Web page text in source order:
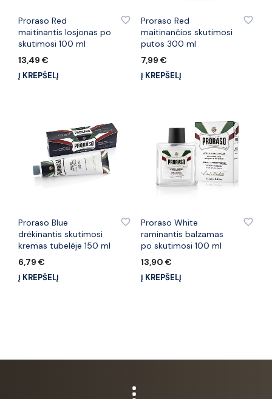
Proraso Red
maitinantis losjonas po
skutimosi 100 ml
13,49 €
Į KREPŠELĮ
Proraso Red
maitinančios skutimosi
putos 300 ml
7,99 €
Į KREPŠELĮ
Proraso Blue
drėkinantis skutimosi
kremas tubelėje 150 ml
6,79 €
Į KREPŠELĮ
Proraso White
raminantis balzamas
po skutimosi 100 ml
13,90 €
Į KREPŠELĮ